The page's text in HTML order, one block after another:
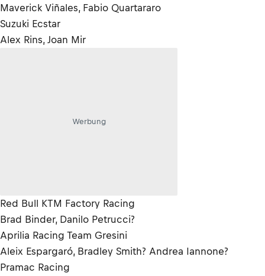
Maverick Viñales, Fabio Quartararo
Suzuki Ecstar
Alex Rins, Joan Mir
Werbung
Red Bull KTM Factory Racing
Brad Binder, Danilo Petrucci?
Aprilia Racing Team Gresini
Aleix Espargaró, Bradley Smith? Andrea Iannone?
Pramac Racing